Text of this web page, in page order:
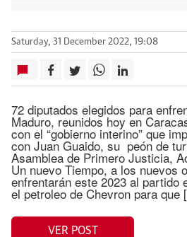
Saturday, 31 December 2022, 19:08
72 diputados elegidos para
Maduro, reunidos hoy en
con el “gobierno interino” que
con Juan Guaido, su peón de
Asamblea de Primero Justicia,
Un nuevo Tiempo, a los nuevos
enfrentarán este 2023 al partido
el petroleo de Chevron para
VER POST